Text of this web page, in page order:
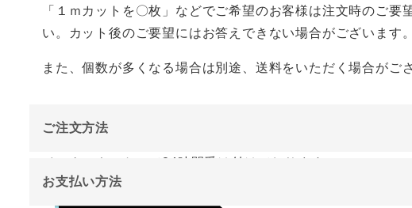
「１ｍカットを〇枚」などでご希望のお客様は注文時のご要
い。カット後のご要望にはお答えできない場合がございます。
また、個数が多くなる場合は別途、送料をいただく場合がご
ご注文方法
インターネットにて24時間受け付けております。
お支払い方法